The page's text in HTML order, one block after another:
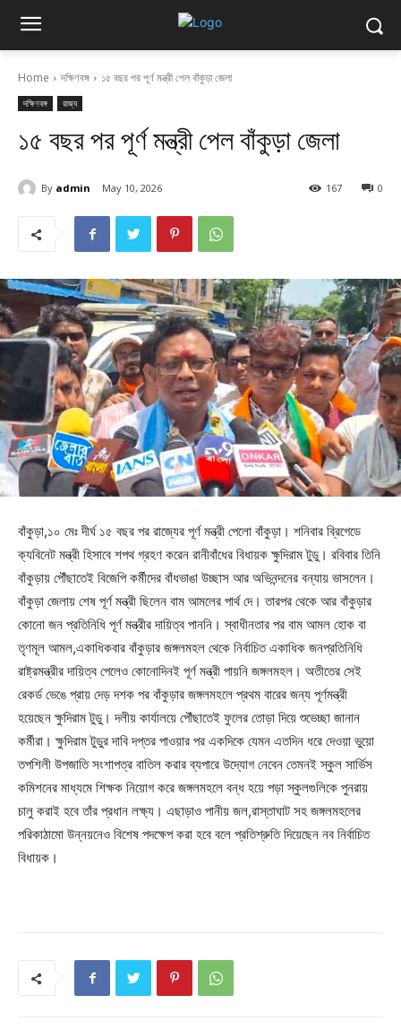
Home দক্ষিণবঙ্গ ১৫ বছর পর পূর্ণ মন্ত্রী পেল বাঁকুড়া জেলা
দক্ষিণবঙ্গ রাজ্য
১৫ বছর পর পূর্ণ মন্ত্রী পেল বাঁকুড়া জেলা
By admin May 10, 2026 0
167
বাঁকুড়া,১০ মেঃ দীর্ঘ ১৫ বছর পর রাজ্যের পূর্ণ মন্ত্রী পেলো বাঁকুড়া। শনিবার ব্রিগেডে
ক্যবিনেট মন্ত্রী হিসাবে শপথ গ্রহণ করেন রানীবাঁধের বিধায়ক ক্ষুদিরাম টুডু। রবিবার তিনি
বাঁকুড়ায় পৌঁছাতেই বিজেপি কর্মীদের বাঁধভাঙা উচ্ছাস আর অভিনন্দনের বন্যায় ভাসলেন।
বাঁকুড়া জেলায় শেষ পূর্ণ মন্ত্রী ছিলেন বাম আমলের পার্থ দে। তারপর থেকে আর বাঁকুড়ার
কোনো জন প্রতিনিধি পূর্ণ মন্ত্রীর দায়িত্ব পাননি। স্বাধীনতার পর বাম আমল হোক বা
তৃণমূল আমল,একাধিকবার বাঁকুড়ার জঙ্গলমহল থেকে নির্বাচিত একাধিক জনপ্রতিনিধি
রাষ্ট্রমন্ত্রীর দায়িত্ব পেলেও কোনোদিনই পূর্ণ মন্ত্রী পায়নি জঙ্গলমহল। অতীতের সেই
রেকর্ড ভেঙে প্রায় দেড় দশক পর বাঁকুড়ার জঙ্গলমহলে প্রথম বারের জন্য পূর্ণমন্ত্রী
হয়েছেন ক্ষুদিরাম টুডু। দলীয় কার্যালয়ে পৌঁছাতেই ফুলের তোড়া দিয়ে শুভেচ্ছা জানান
কর্মীরা। ক্ষুদিরাম টুডুর দাবি দপ্তর পাওয়ার পর একদিকে যেমন এতদিন ধরে দেওয়া ভুয়ো
তপশিলী উপজাতি সংশাপত্র বাতিল করার ব্যপারে উদ্যোগ নেবেন তেমনই স্কুল সার্ভিস
কমিশনের মাধ্যমে শিক্ষক নিয়োগ করে জঙ্গলমহলে বন্ধ হয়ে পড়া স্কুলগুলিকে পুনরায়
চালু করাই হবে তাঁর প্রধান লক্ষ্য। এছাড়াও পানীয় জল,রাস্তাঘাট সহ জঙ্গলমহলের
পরিকাঠামো উন্নয়নেও বিশেষ পদক্ষেপ করা হবে বলে প্রতিশ্রুতি দিয়েছেন নব নির্বাচিত
বিধায়ক।